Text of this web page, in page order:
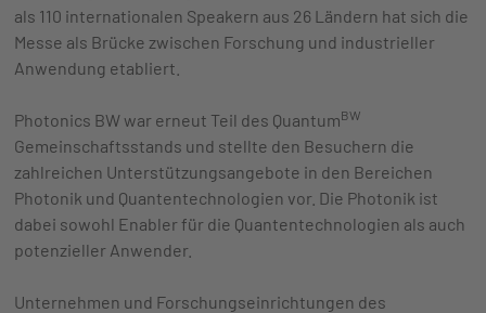
als 110 internationalen Speakern aus 26 Ländern hat sich die
Messe als Brücke zwischen Forschung und industrieller
Anwendung etabliert.
Photonics BW war erneut Teil des QuantumBW
Gemeinschaftsstands und stellte den Besuchern die
zahlreichen Unterstützungsangebote in den Bereichen
Photonik und Quantentechnologien vor. Die Photonik ist
dabei sowohl Enabler für die Quantentechnologien als auch
potenzieller Anwender.
Unternehmen und Forschungseinrichtungen des